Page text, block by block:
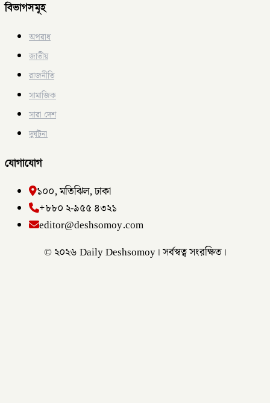
বিভাগসমূহ
অপরাধ
জাতীয়
রাজনীতি
সামাজিক
সারা দেশ
দুর্ঘটনা
যোগাযোগ
১০০, মতিঝিল, ঢাকা
+৮৮০ ২-৯৫৫ ৪৩২১
editor@deshsomoy.com
© ২০২৬ Daily Deshsomoy। সর্বস্বত্ব সংরক্ষিত।